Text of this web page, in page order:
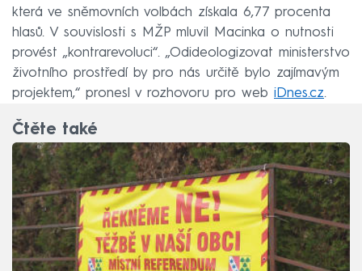
která ve sněmovních volbách získala 6,77 procenta
hlasů. V souvislosti s MŽP mluvil Macinka o nutnosti
provést „kontrarevoluci“. „Odideologizovat ministerstvo
životního prostředí by pro nás určitě bylo zajímavým
projektem,“ pronesl v rozhovoru pro web iDnes.cz.
Čtěte také